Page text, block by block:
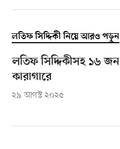
লতিফ সিদ্দিকী নিয়ে আরও পড়ুন
লতিফ সিদ্দিকীসহ ১৬ জন
কারাগারে
২৯ আগস্ট ২০২৫